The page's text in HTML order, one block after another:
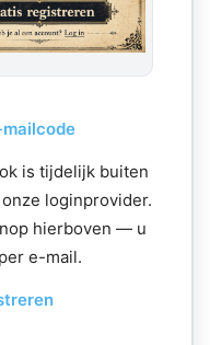
is tijdelijk buiten
loginprovider.
hierboven — u
e-mail.